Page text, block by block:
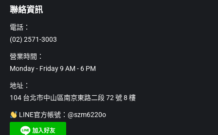
聯絡資訊
電話：
(02) 2571-3003
營業時間：
Monday - Friday 9 AM - 6 PM
地址：
104 台北市中山區南京東路二段 72 號 8 樓
LINE官方帳號：@szm6220o